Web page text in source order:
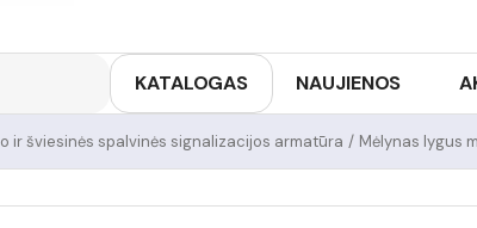
KATALOGAS NAUJIENOS
Mėlynas lygus
/
ir šviesinės spalvinės signalizacijos armatūra